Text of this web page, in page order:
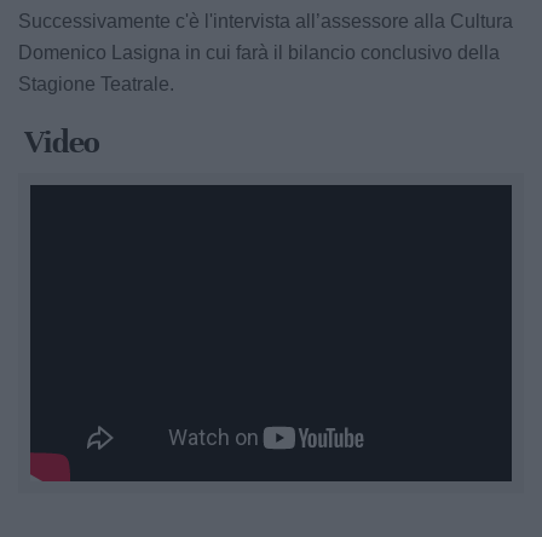
Successivamente c'è l'intervista all’assessore alla Cultura
Domenico Lasigna in cui farà il bilancio conclusivo della
Stagione Teatrale.
Video